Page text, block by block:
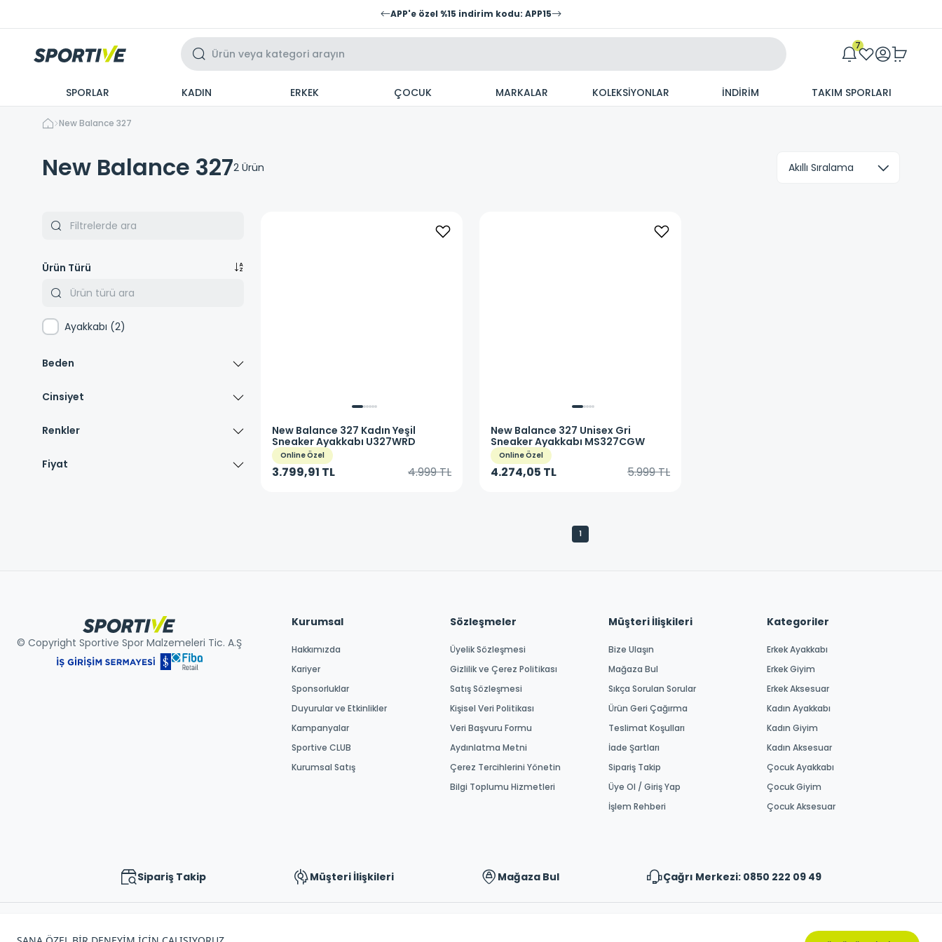
APP'e özel %15 indirim kodu: APP15
7
SPORLAR KADIN ERKEK ÇOCUK MARKALAR KOLEKSİYONLAR İNDİRİM TAKIM SPORLARI
New Balance 327
New Balance 3272 Ürün
Ürün Türü
Ayakkabı (2)
Beden
Cinsiyet
Renkler
Fiyat
New Balance 327 Kadın Yeşil
Sneaker Ayakkabı U327WRD
Online Özel
3.799,91 TL 4.999 TL
New Balance 327 Unisex Gri
Sneaker Ayakkabı MS327CGW
Online Özel
4.274,05 TL 5.999 TL
1
© Copyright Sportive Spor Malzemeleri Tic. A.Ş
Kurumsal
Hakkımızda
Kariyer
Sponsorluklar
Duyurular ve Etkinlikler
Kampanyalar
Sportive CLUB
Kurumsal Satış
Sözleşmeler
Üyelik Sözleşmesi
Gizlilik ve Çerez Politikası
Satış Sözleşmesi
Kişisel Veri Politikası
Veri Başvuru Formu
Aydınlatma Metni
Çerez Tercihlerini Yönetin
Bilgi Toplumu Hizmetleri
Müşteri İlişkileri
Bize Ulaşın
Mağaza Bul
Sıkça Sorulan Sorular
Ürün Geri Çağırma
Teslimat Koşulları
İade Şartları
Sipariş Takip
Üye Ol / Giriş Yap
İşlem Rehberi
Kategoriler
Erkek Ayakkabı
Erkek Giyim
Erkek Aksesuar
Kadın Ayakkabı
Kadın Giyim
Kadın Aksesuar
Çocuk Ayakkabı
Çocuk Giyim
Çocuk Aksesuar
Sipariş Takip Müşteri İlişkileri Mağaza Bul Çağrı Merkezi: 0850 222 09 49